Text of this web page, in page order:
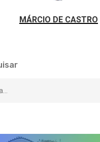
MÁRCIO DE CASTRO